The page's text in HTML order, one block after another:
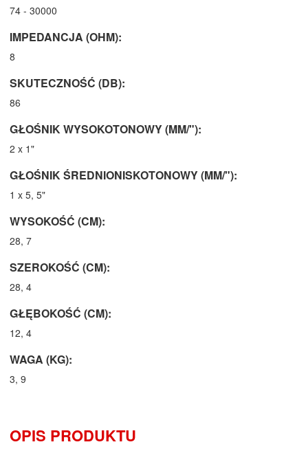
74 - 30000
IMPEDANCJA (OHM):
8
SKUTECZNOŚĆ (DB):
86
GŁOŚNIK WYSOKOTONOWY (MM/"):
2 x 1"
GŁOŚNIK ŚREDNIONISKOTONOWY (MM/"):
1 x 5, 5"
WYSOKOŚĆ (CM):
28, 7
SZEROKOŚĆ (CM):
28, 4
GŁĘBOKOŚĆ (CM):
12, 4
WAGA (KG):
3, 9
OPIS PRODUKTU